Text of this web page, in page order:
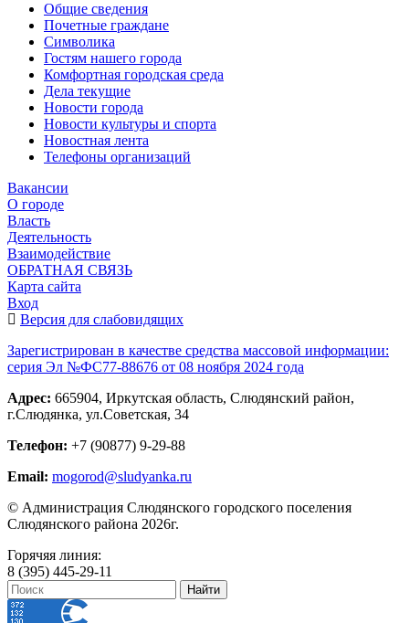
Общие сведения
Почетные граждане
Символика
Гостям нашего города
Комфортная городская среда
Дела текущие
Новости города
Новости культуры и спорта
Новостная лента
Телефоны организаций
Вакансии
О городе
Власть
Деятельность
Взаимодействие
ОБРАТНАЯ СВЯЗЬ
Карта сайта
Вход
Версия для слабовидящих
Зарегистрирован в качестве средства массовой информации:
серия Эл №ФС77-88676 от 08 ноября 2024 года
Адрес: 665904, Иркутская область, Слюдянский район,
г.Слюдянка, ул.Советская, 34
Телефон: +7 (90877) 9-29-88
Email: mogorod@sludyanka.ru
© Администрация Слюдянского городского поселения
Слюдянского района 2026г.
Горячяя линия:
8 (395) 445-29-11